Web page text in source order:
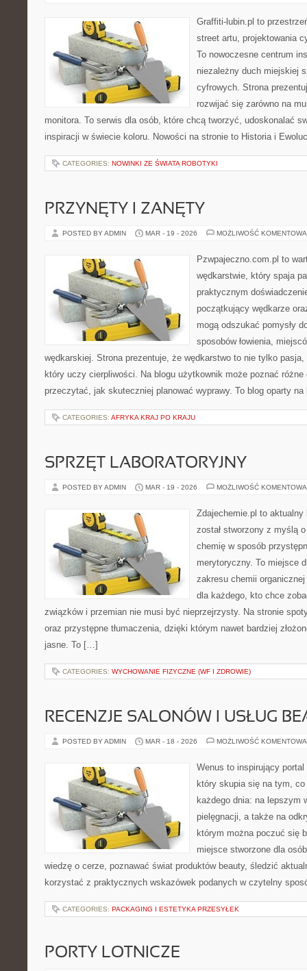
Graffiti-lubin.pl to
street artu, projektowania
To nowoczesne centrum
niezależny duch miejskiej
cyfrowych. Strona
rozwijać się zarówno na
monitora. To serwis dla osób, które chcą tworzyć, udoskonalać
inspiracji w świecie koloru. Nowości na stronie to Historia i
CATEGORIES: NOWINKI ZE ŚWIATA ROBOTYKI
PRZYNĘTY I ZANĘTY
POSTED BY ADMIN MAR - 19 - 2026 MOŻLIWOŚĆ
Pzwpajeczno.com.pl to
wędkarstwie, który spaja
praktycznym
początkujący wędkarze
mogą odszukać pomysły
sposobów łowienia,
wędkarskiej. Strona prezentuje, że wędkarstwo to nie tylko
który uczy cierpliwości. Na blogu użytkownik może poznać
przeczytać, jak skuteczniej planować wyprawy. To blog oparty
CATEGORIES: AFRYKA KRAJ PO KRAJU
SPRZĘT LABORATORYJNY
POSTED BY ADMIN MAR - 19 - 2026 MOŻLIWOŚĆ
Zdajechemie.pl to
został stworzony z myślą
chemię w sposób
merytoryczny. To miejsce
zakresu chemii
dla każdego, kto chce
związków i przemian nie musi być nieprzejrzysty. Na stronie
oraz przystępne tłumaczenia, dzięki którym nawet bardziej
jasne. To […]
CATEGORIES: WYCHOWANIE FIZYCZNE (WF I ZDROWIE)
RECENZJE SALONÓW I USŁUG
POSTED BY ADMIN MAR - 18 - 2026 MOŻLIWOŚĆ
Wenus to inspirujący
który skupia się na tym,
każdego dnia: na lepszym
pielęgnacji, a także na
którym można poczuć się
miejsce stworzone dla
wiedzę o cerze, poznawać świat produktów beauty, śledzić
korzystać z praktycznych wskazówek podanych w czytelny
CATEGORIES: PACKAGING I ESTETYKA PRZESYŁEK
PORTY LOTNICZE